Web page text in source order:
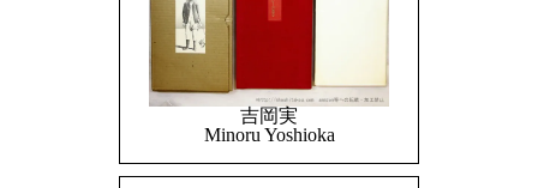
吉岡実
Minoru Yoshioka